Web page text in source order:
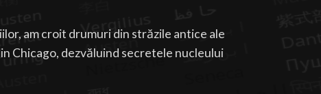
am croit drumuri din străzile antice ale
Chicago, dezvăluind secretele nucleului